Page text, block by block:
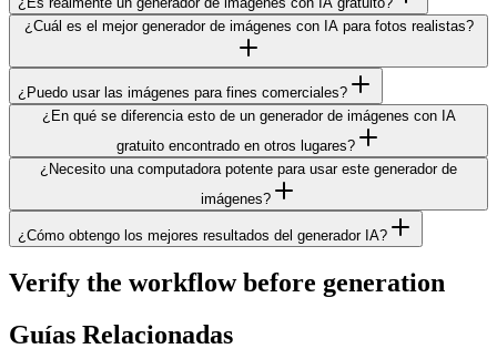
¿Cuál es el mejor generador de imágenes con IA para fotos realistas?
¿Puedo usar las imágenes para fines comerciales?
¿En qué se diferencia esto de un generador de imágenes con IA
gratuito encontrado en otros lugares?
¿Necesito una computadora potente para usar este generador de
imágenes?
¿Cómo obtengo los mejores resultados del generador IA?
Verify the workflow before generation
Guías Relacionadas